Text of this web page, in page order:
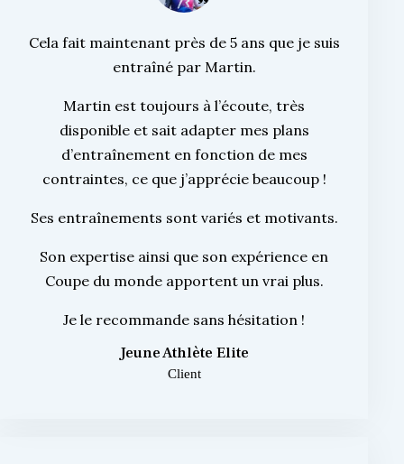
Cela fait maintenant près de 5 ans que je suis
entraîné par Martin.
Martin est toujours à l’écoute, très
disponible et sait adapter mes plans
d’entraînement en fonction de mes
contraintes, ce que j’apprécie beaucoup !
Ses entraînements sont variés et motivants.
Son expertise ainsi que son expérience en
Coupe du monde apportent un vrai plus.
Je le recommande sans hésitation !
Jeune Athlète Elite
Client